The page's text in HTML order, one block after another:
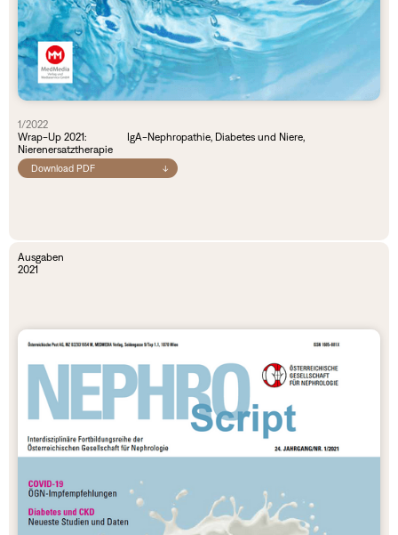
1/2022
Wrap-Up 2021: IgA-Nephropathie, Diabetes und Niere,
Nierenersatztherapie
Download PDF ↓
Ausgaben
2021